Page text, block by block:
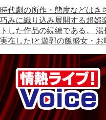
時代劇の所作・態度などはき
巧みに織り込み展開する超娯
トした作品の続編である。
実在した)と遊郭の飯盛女・